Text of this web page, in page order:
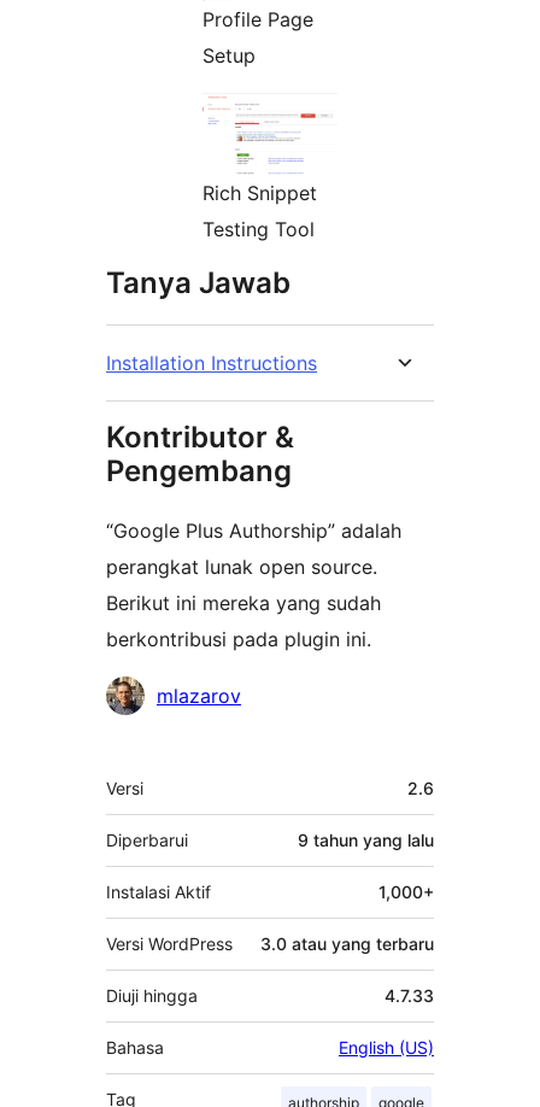
Profile Page
Setup
Rich Snippet
Testing Tool
Tanya Jawab
Installation Instructions
Kontributor &
Pengembang
“Google Plus Authorship” adalah
perangkat lunak open source.
Berikut ini mereka yang sudah
berkontribusi pada plugin ini.
Kontributor
mlazarov
Meta
Versi 2.6
Diperbarui 9 tahun yang lalu
Instalasi Aktif 1,000+
Versi WordPress 3.0 atau yang terbaru
Diuji hingga 4.7.33
Bahasa English (US)
Tag authorship google